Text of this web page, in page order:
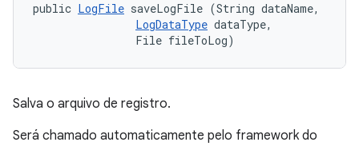
public LogFile saveLogFile (String dataName,
LogDataType dataType,
                File fileToLog)
Salva o arquivo de registro.
Será chamado automaticamente pelo framework do